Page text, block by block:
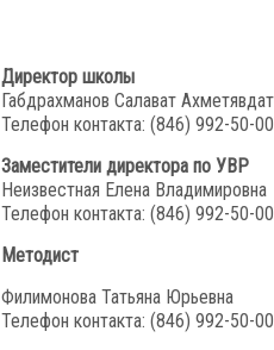
Директор школы
Габдрахманов Салават
Телефон контакта: (846) 992-50-00
Заместители директора по УВР
Неизвестная Елена Владимировна
Телефон контакта: (846) 992-50-00
Методист
Филимонова Татьяна Юрьевна
Телефон контакта: (846) 992-50-00